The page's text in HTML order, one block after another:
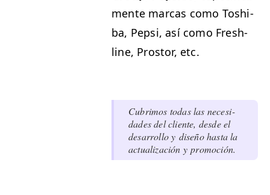
mente mar­cas como Toshi­
ba, Pep­si, así como Fresh­
line, Pros­tor, etc.
Cub­ri­mos todas las necesi­
dades del cliente, des­de el
desar­rol­lo y dis­eño has­ta la
actu­al­ización y promoción.